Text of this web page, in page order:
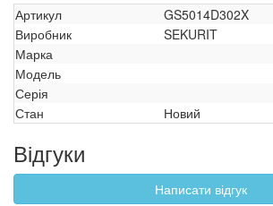
Артикул
GS5014D302X
Виробник
SEKURIT
Марка
Модель
Серія
Стан
Новий
Відгуки
Написати відгук